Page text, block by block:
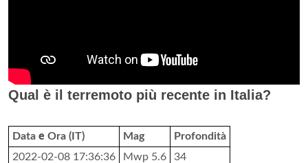
Qual è il terremoto più recente in Italia?
Data e Ora (IT) Mag
Profondità
2022-02-08 17:36:36
Mwp 5.6
34